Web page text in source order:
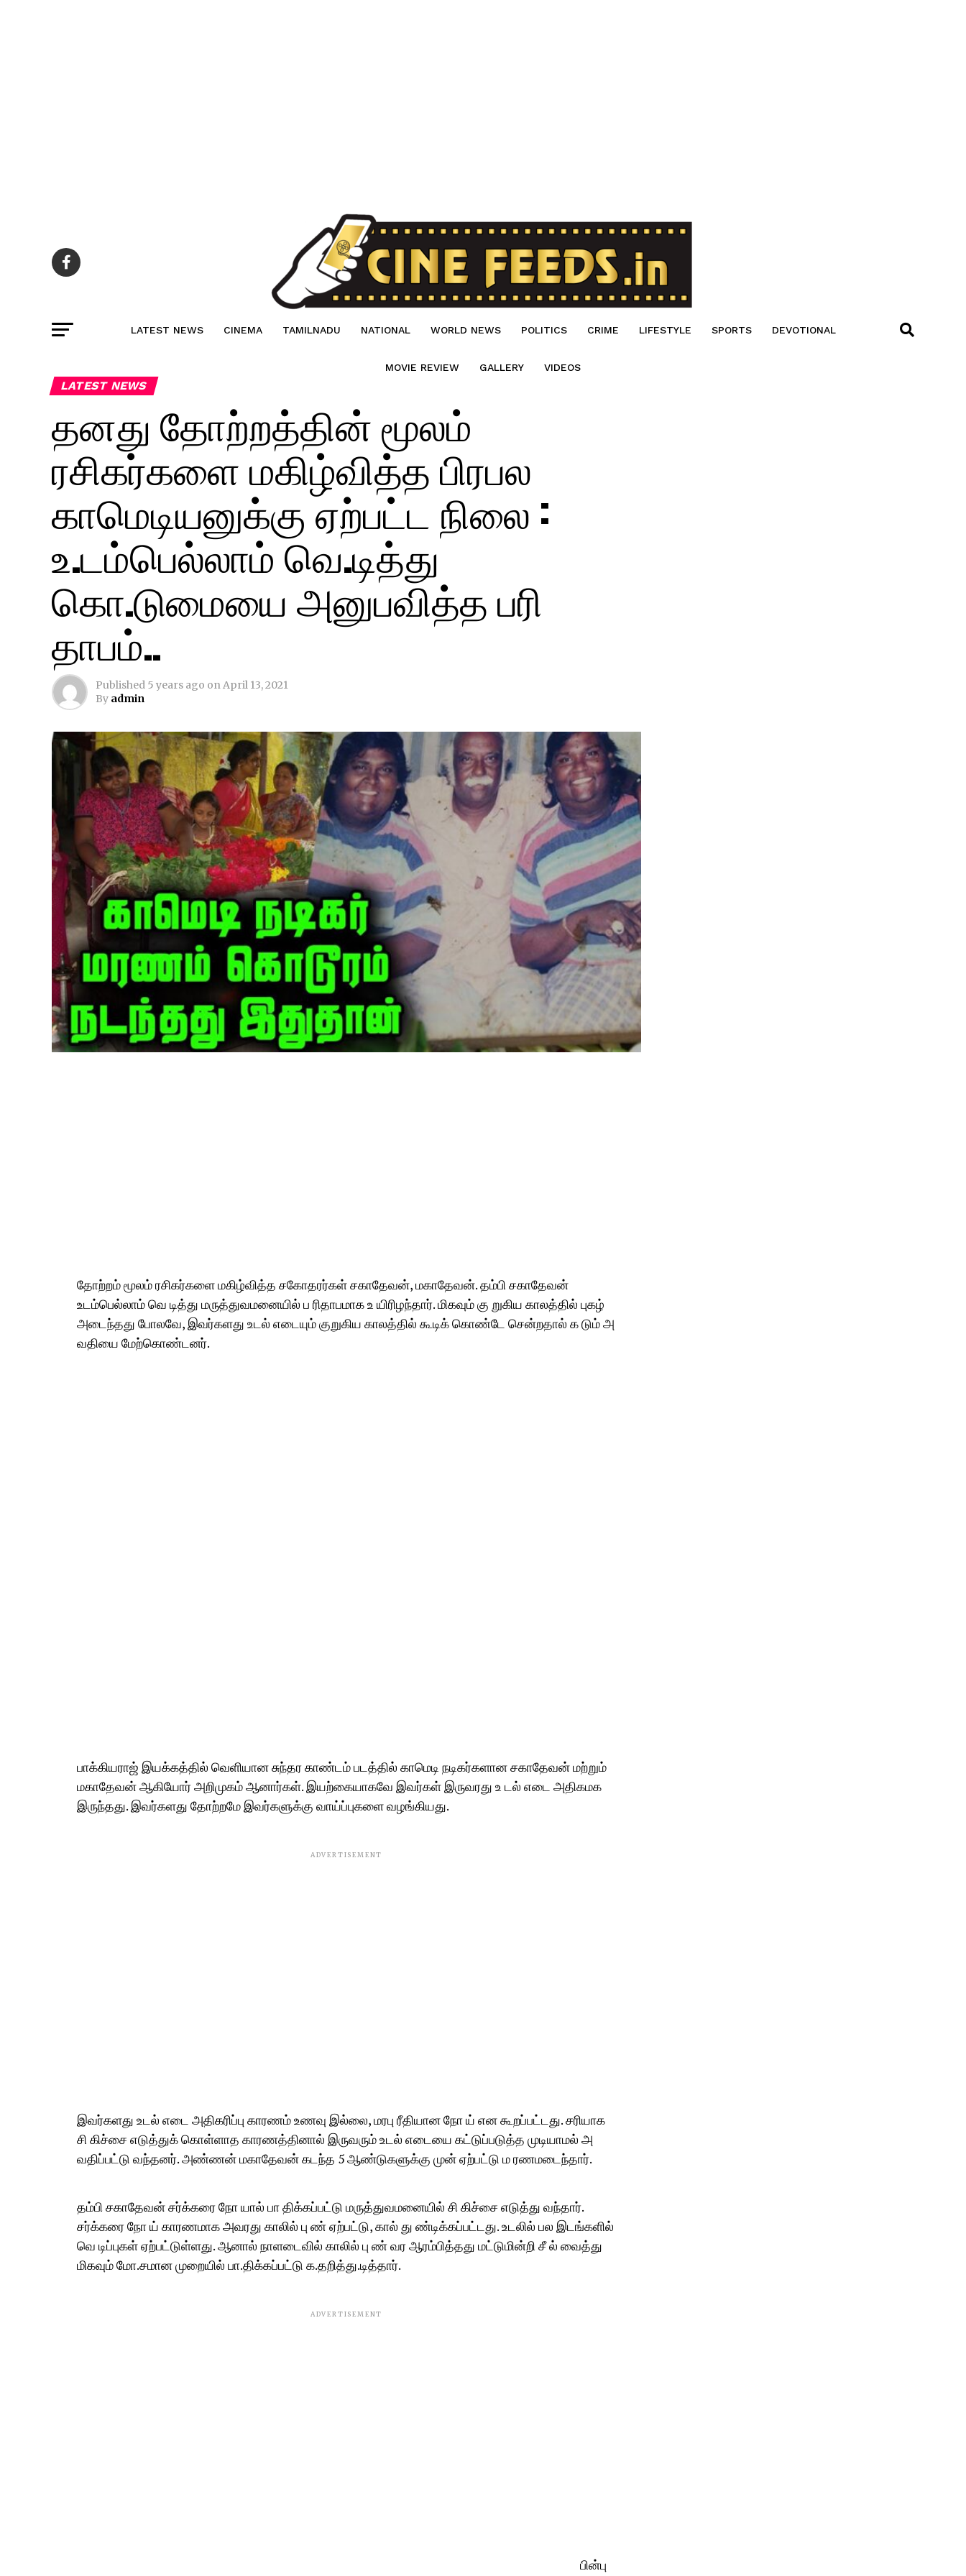
LATEST NEWS CINEMA TAMILNADU NATIONAL WORLD NEWS POLITICS CRIME LIFESTYLE SPORTS DEVOTIONAL
MOVIE REVIEW GALLERY VIDEOS
LATEST NEWS
தனது தோற்றத்தின் மூலம்
ரசிகர்களை மகிழ்வித்த பிரபல
காமெடியனுக்கு ஏற்பட்ட நிலை :
உ.டம்பெல்லாம் வெ.டித்து
கொ.டுமையை அனுபவித்த பரி
தாபம்..
Published 5 years ago onApril 13, 2021
By admin
தோற்றம் மூலம் ரசிகர்களை மகிழ்வித்த சகோதரர்கள் சகாதேவன், மகாதேவன். தம்பி சகாதேவன்
உடம்பெல்லாம் வெ டித்து மருத்துவமனையில் ப ரிதாபமாக உ யிரிழந்தார். மிகவும் கு றுகிய காலத்தில் புகழ்
அடைந்தது போலவே, இவர்களது உடல் எடையும் குறுகிய காலத்தில் கூடிக் கொண்டே சென்றதால் க டும் அ
வதியை மேற்கொண்டனர்.
பாக்கியராஜ் இயக்கத்தில் வெளியான சுந்தர காண்டம் படத்தில் காமெடி நடிகர்களான சகாதேவன் மற்றும்
மகாதேவன் ஆகியோர் அறிமுகம் ஆனார்கள். இயற்கையாகவே இவர்கள் இருவரது உ டல் எடை அதிகமக
இருந்தது. இவர்களது தோற்றமே இவர்களுக்கு வாய்ப்புகளை வழங்கியது.
ADVERTISEMENT
இவர்களது உடல் எடை அதிகரிப்பு காரணம் உணவு இல்லை, மரபு ரீதியான நோ ய் என கூறப்பட்டது. சரியாக
சி கிச்சை எடுத்துக் கொள்ளாத காரணத்தினால் இருவரும் உடல் எடையை கட்டுப்படுத்த முடியாமல் அ
வதிப்பட்டு வந்தனர். அண்ணன் மகாதேவன் கடந்த 5 ஆண்டுகளுக்கு முன் ஏற்பட்டு ம ரணமடைந்தார்.
தம்பி சகாதேவன் சர்க்கரை நோ யால் பா திக்கப்பட்டு மருத்துவமனையில் சி கிச்சை எடுத்து வந்தார்.
சர்க்கரை நோ ய் காரணமாக அவரது காலில் பு ண் ஏற்பட்டு, கால் து ண்டிக்கப்பட்டது. உடலில் பல இடங்களில்
வெ டிப்புகள் ஏற்பட்டுள்ளது. ஆனால் நாளடைவில் காலில் பு ண் வர ஆரம்பித்தது மட்டுமின்றி சீ ல் வைத்து
மிகவும் மோ.சமான முறையில் பா.திக்கப்பட்டு க.தறித்து.டித்தார்.
ADVERTISEMENT
பின்பு